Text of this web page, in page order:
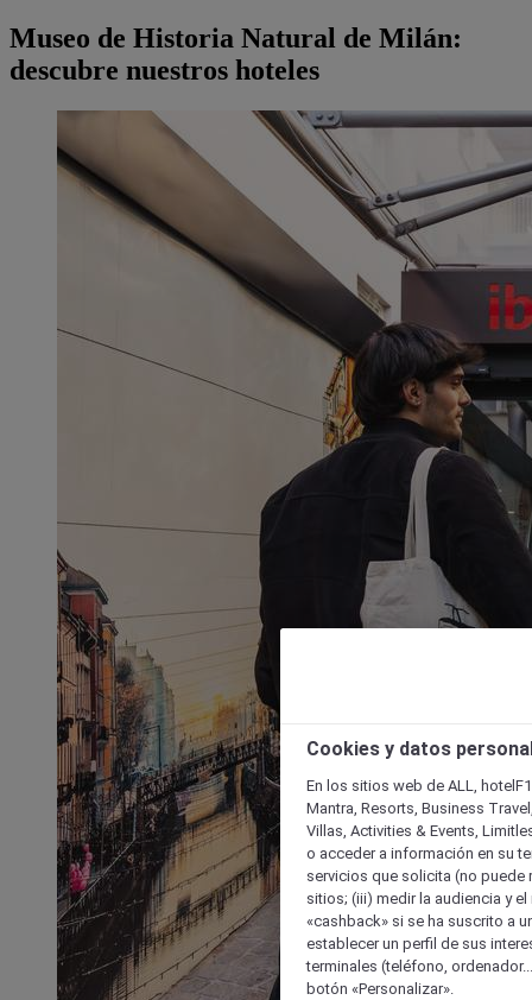
Museo de Historia Natural de Milán:
descubre nuestros hoteles
Cookies y datos
En los sitios web de ALL,
Mantra, Resorts, Business
Villas, Activities & Events,
o acceder a información en su
servicios que solicita (no puede
sitios; (iii) medir la audiencia y
«cashback» si se ha suscrito a
establecer un perfil de sus
terminales (teléfono,
botón «Personalizar».